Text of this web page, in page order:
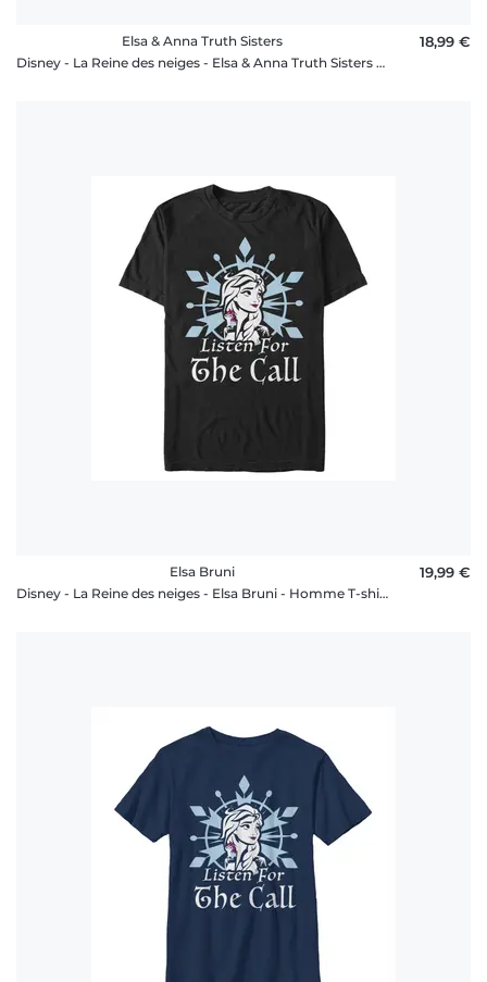
Elsa & Anna Truth Sisters
Disney - La Reine des neiges - Elsa & Anna Truth Sisters - Enfant T-shirt
18,99 €
Elsa Bruni
Disney - La Reine des neiges - Elsa Bruni - Homme T-shirt
19,99 €